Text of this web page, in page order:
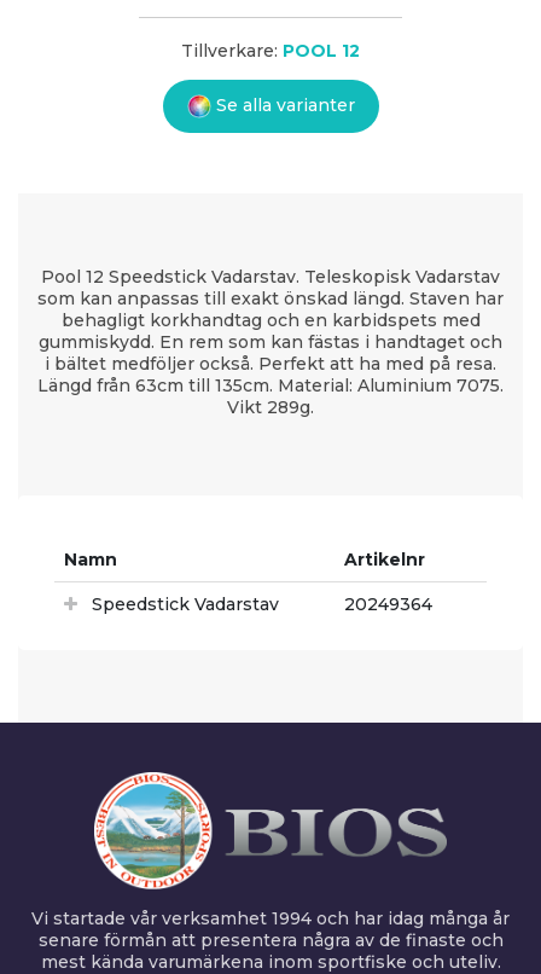
Tillverkare: POOL 12
Se alla varianter
Pool 12 Speedstick Vadarstav. Teleskopisk Vadarstav
som kan anpassas till exakt önskad längd. Staven har
behagligt korkhandtag och en karbidspets med
gummiskydd. En rem som kan fästas i handtaget och
i bältet medföljer också. Perfekt att ha med på resa.
Längd från 63cm till 135cm. Material: Aluminium 7075.
Vikt 289g.
Namn Artikelnr
Speedstick Vadarstav 20249364
Vi startade vår verksamhet 1994 och har idag många år
senare förmån att presentera några av de finaste och
mest kända varumärkena inom sportfiske och uteliv.